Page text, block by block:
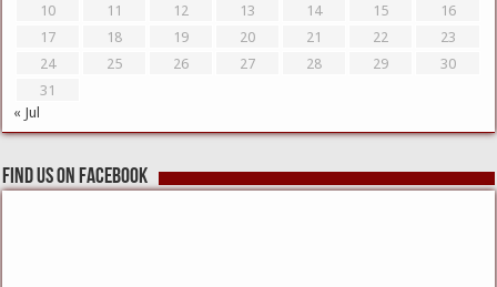
10
11 12 13 14 15
16
17
18 19 20 21 22
23
24
25 26 27 28 29
30
31
« Jul
Find us on Facebook